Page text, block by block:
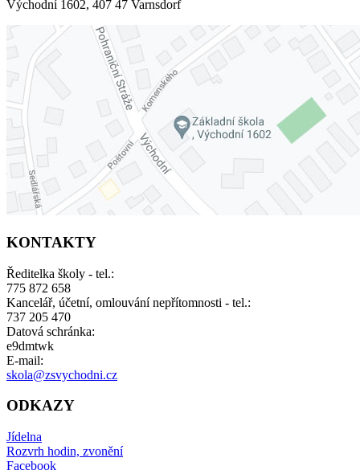
Východní 1602, 407 47 Varnsdorf
KONTAKTY
Ředitelka školy - tel.:
775 872 658
Kancelář, účetní, omlouvání nepřítomnosti - tel.:
737 205 470
Datová schránka:
e9dmtwk
E-mail:
skola@zsvychodni.cz
ODKAZY
Jídelna
Rozvrh hodin, zvonění
Facebook